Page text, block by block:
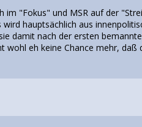
im "Fokus" und MSR auf der
wird hauptsächlich aus
damit nach der ersten
wohl eh keine Chance mehr,